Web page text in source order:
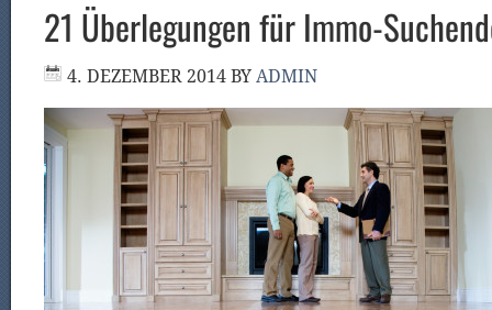
21 Überlegungen für Immo-
4. DEZEMBER 2014 BY ADMIN